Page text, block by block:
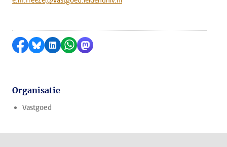
Delen op Facebook
Delen via Bluesky
Delen op LinkedIn
Delen via WhatsApp
Delen via Mastodon
Organisatie
Vastgoed